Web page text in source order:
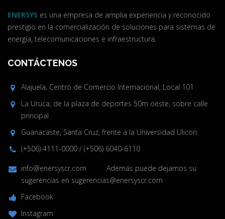
ENERSYS es una empresa de amplia experiencia y reconocido
prestigio en la comercialización de soluciones para sistemas de
energía, telecomunicaciones e infraestructura.
CONTÁCTENOS
Alajuela, Centro de Comercio Internacional, Local 101
La Uruca, de la plaza de deportes 50m oeste, sobre calle
principal
Guanacaste, Santa Cruz, frente a la Universidad Ulicori.
(+506) 4111-0000 / (+506) 6040-6110
info@enersyscr.com
Además puede dejarnos su
sugerencias en sugerencias@enersyscr.com
Facebook
Instagram